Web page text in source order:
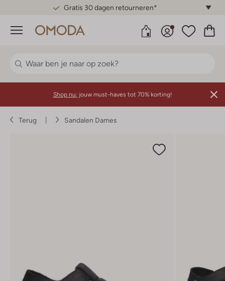
Gratis 30 dagen retourneren*
Menu
Shop nu: jouw must-haves tot 70% korting!
Terug Sandalen Dames